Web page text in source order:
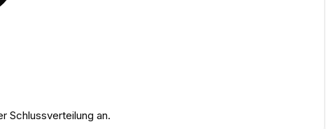
Schlussverteilung an.